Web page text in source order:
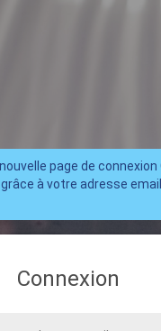
page de connexion
à votre adresse
Connexion